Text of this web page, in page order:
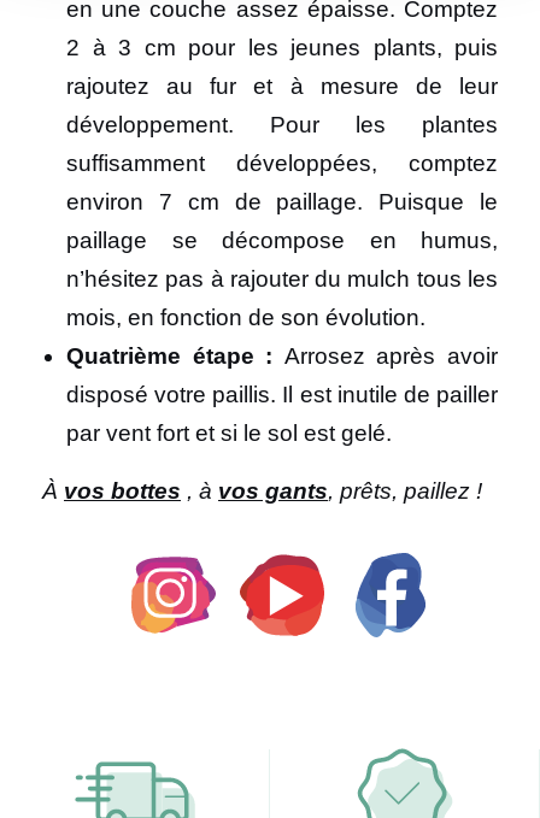
en une couche assez épaisse. Comptez
2 à 3 cm pour les jeunes plants, puis
rajoutez au fur et à mesure de leur
développement. Pour les plantes
suffisamment développées, comptez
environ 7 cm de paillage. Puisque le
paillage se décompose en humus,
n’hésitez pas à rajouter du mulch tous les
mois, en fonction de son évolution.
Quatrième étape : Arrosez après avoir
disposé votre paillis. Il est inutile de pailler
par vent fort et si le sol est gelé.
À vos bottes , à vos gants, prêts, paillez !